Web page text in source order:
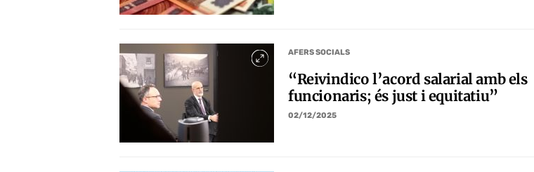
AFERS SOCIALS
“Reivindico l’acord salarial amb els
funcionaris; és just i equitatiu”
02/12/2025